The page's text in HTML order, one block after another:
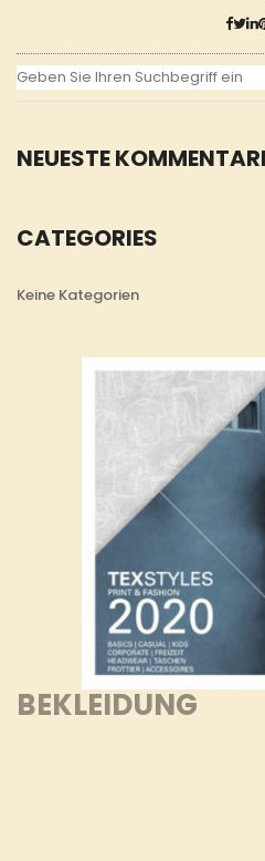
NEUESTE
CATEGORIES
Keine Kategorien
BEKLEIDUNG